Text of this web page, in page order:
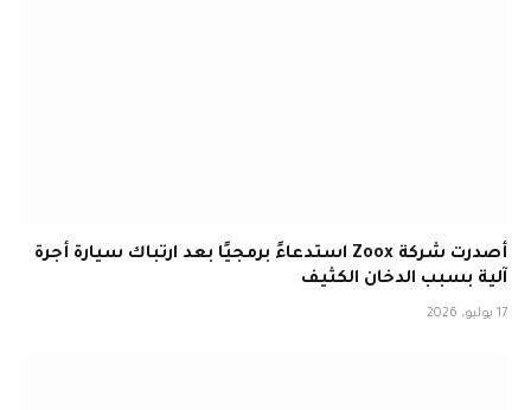
أصدرت شركة Zoox استدعاءً برمجيًا بعد ارتباك سيارة أجرة
آلية بسبب الدخان الكثيف
17 يوليو، 2026